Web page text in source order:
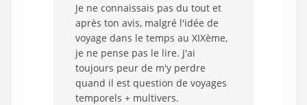
Je ne connaissais pas du tout et
après ton avis, malgré l'idée de
voyage dans le temps au XIXème,
je ne pense pas le lire. J'ai
toujours peur de m'y perdre
quand il est question de voyages
temporels + multivers.